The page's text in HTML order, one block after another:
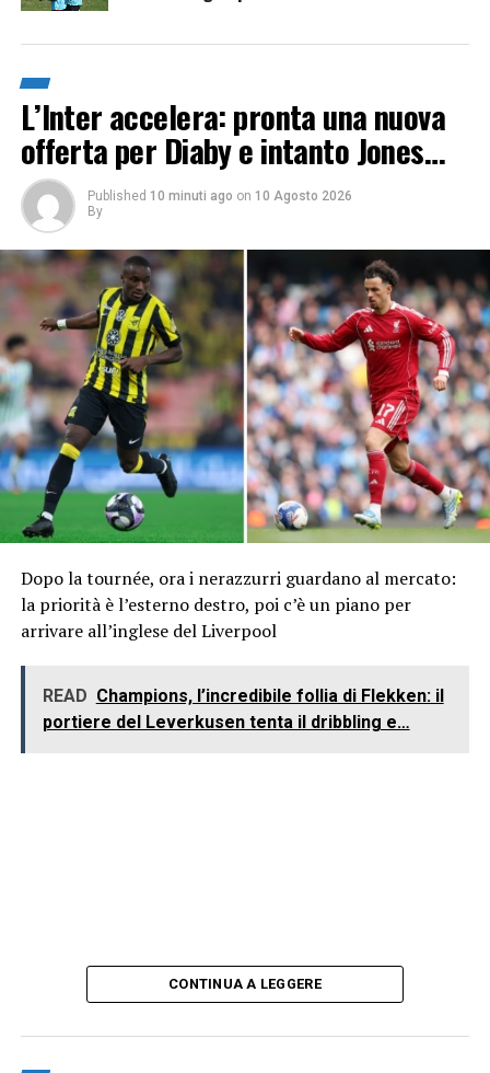
L’Inter accelera: pronta una nuova
offerta per Diaby e intanto Jones…
Published 10 minuti ago on 10 Agosto 2026
By
Dopo la tournée, ora i nerazzurri guardano al mercato:
la priorità è l’esterno destro, poi c’è un piano per
arrivare all’inglese del Liverpool
READ Champions, l’incredibile follia di Flekken: il
portiere del Leverkusen tenta il dribbling e…
CONTINUA A LEGGERE